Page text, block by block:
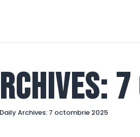
Daily Archives: 7 octombrie 2025
Stiri
FCBT TV